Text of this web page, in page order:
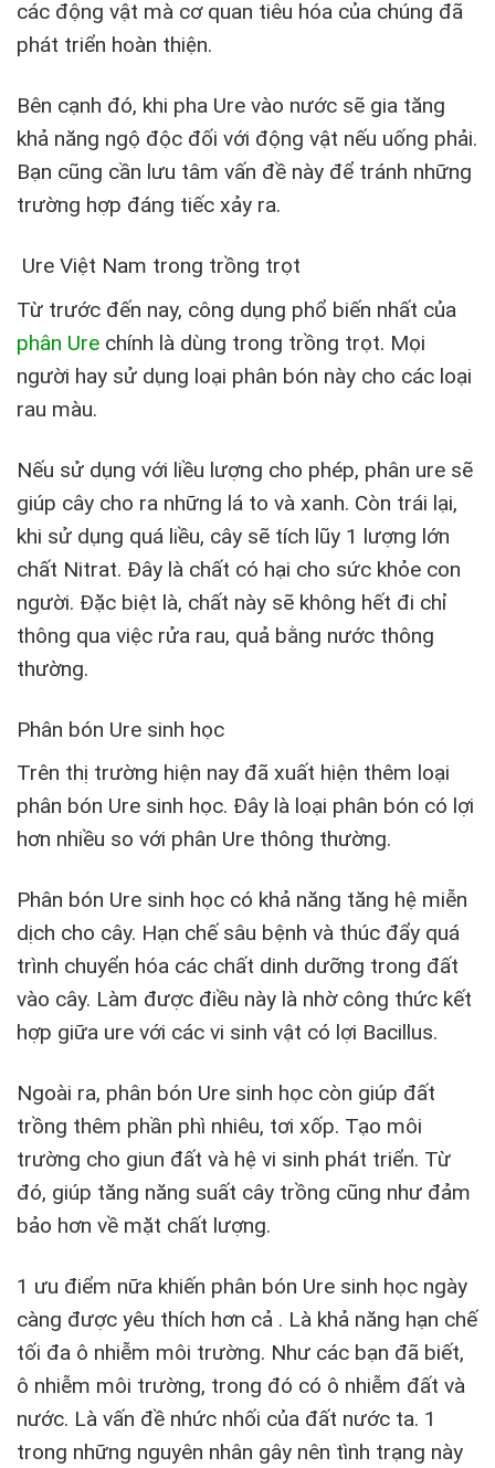
các động vật mà cơ quan tiêu hóa của chúng đã
phát triển hoàn thiện.
Bên cạnh đó, khi pha Ure vào nước sẽ gia tăng
khả năng ngộ độc đối với động vật nếu uống phải.
Bạn cũng cần lưu tâm vấn đề này để tránh những
trường hợp đáng tiếc xảy ra.
Ure Việt Nam trong trồng trọt
Từ trước đến nay, công dụng phổ biến nhất của
phân Ure chính là dùng trong trồng trọt. Mọi
người hay sử dụng loại phân bón này cho các loại
rau màu.
Nếu sử dụng với liều lượng cho phép, phân ure sẽ
giúp cây cho ra những lá to và xanh. Còn trái lại,
khi sử dụng quá liều, cây sẽ tích lũy 1 lượng lớn
chất Nitrat. Đây là chất có hại cho sức khỏe con
người. Đặc biệt là, chất này sẽ không hết đi chỉ
thông qua việc rửa rau, quả bằng nước thông
thường.
Phân bón Ure sinh học
Trên thị trường hiện nay đã xuất hiện thêm loại
phân bón Ure sinh học. Đây là loại phân bón có lợi
hơn nhiều so với phân Ure thông thường.
Phân bón Ure sinh học có khả năng tăng hệ miễn
dịch cho cây. Hạn chế sâu bệnh và thúc đẩy quá
trình chuyển hóa các chất dinh dưỡng trong đất
vào cây. Làm được điều này là nhờ công thức kết
hợp giữa ure với các vi sinh vật có lợi Bacillus.
Ngoài ra, phân bón Ure sinh học còn giúp đất
trồng thêm phần phì nhiêu, tơi xốp. Tạo môi
trường cho giun đất và hệ vi sinh phát triển. Từ
đó, giúp tăng năng suất cây trồng cũng như đảm
bảo hơn về mặt chất lượng.
1 ưu điểm nữa khiến phân bón Ure sinh học ngày
càng được yêu thích hơn cả . Là khả năng hạn chế
tối đa ô nhiễm môi trường. Như các bạn đã biết,
ô nhiễm môi trường, trong đó có ô nhiễm đất và
nước. Là vấn đề nhức nhối của đất nước ta. 1
trong những nguyên nhân gây nên tình trạng này